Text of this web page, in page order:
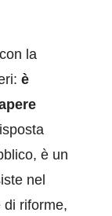
la
è
è un
nel
di riforme,